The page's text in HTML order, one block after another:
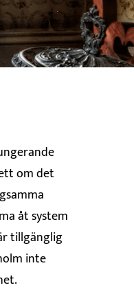
om det
åt system
tillgänglig
inte